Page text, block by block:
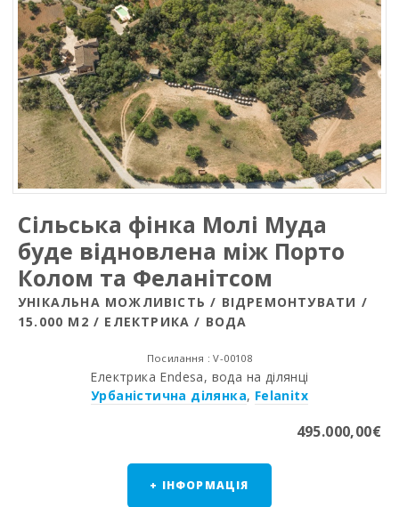
Сільська фінка Молі Муда
буде відновлена між Порто
Колом та Феланітсом
УНІКАЛЬНА МОЖЛИВІСТЬ / ВІДРЕМОНТУВАТИ /
15.000 М2 / ЕЛЕКТРИКА / ВОДА
Посилання : V-00108
Електрика Endesa, вода на ділянці
Урбаністична ділянка, Felanitx
495.000,00€
+ ІНФОРМАЦІЯ